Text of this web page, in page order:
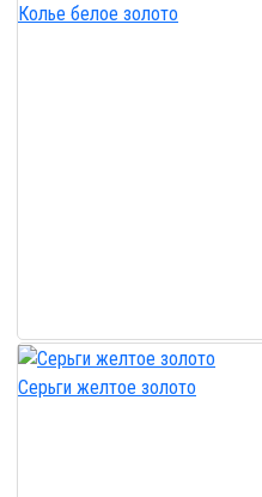
Колье белое золото
Серьги желтое золото